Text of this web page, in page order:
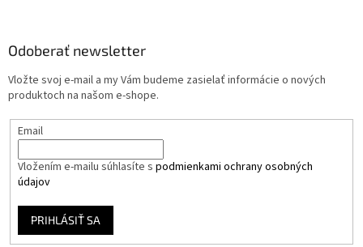
Odoberať newsletter
Vložte svoj e-mail a my Vám budeme zasielať informácie o nových
produktoch na našom e-shope.
Email
Vložením e-mailu súhlasíte s podmienkami ochrany osobných
údajov
PRIHLÁSIŤ SA